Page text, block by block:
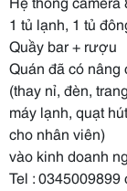
1 tủ lạnh, 1 tủ
Quầy bar + rượu
Quán đã có
(thay nỉ, đèn,
máy lạnh, quạt
cho nhân viên)
vào kinh doanh
Tel : 0345009899